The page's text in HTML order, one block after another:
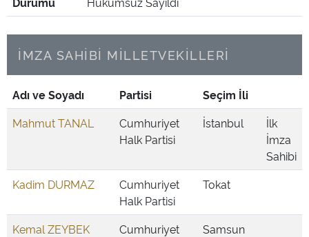
İMZA SAHİBİ MİLLETVEKİLLERİ
Adı ve Soyadı Partisi
Seçim İli
Mahmut TANAL
Cumhuriyet
Halk Partisi
İstanbul
İlk
İmza
Sahibi
Kadim DURMAZ
Cumhuriyet
Halk Partisi
Tokat
Kemal ZEYBEK
Cumhuriyet
Samsun